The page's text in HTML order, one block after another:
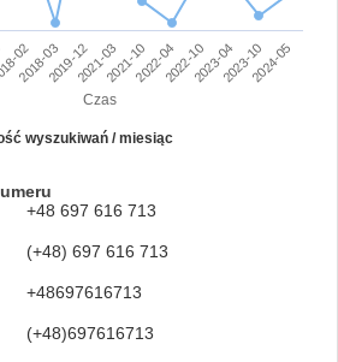
Czas
wyszukiwań / miesiąc
02
2018-032019-122021-032021-102022-042022-102023-042023-102024-05
+48 697 616 713
(+48) 697 616 713
+48697616713
(+48)697616713